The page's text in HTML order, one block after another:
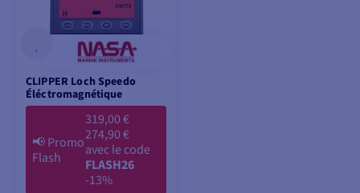
CLIPPER Loch Speedo
Éléctromagnétique
📢Promo
Flash
319,00 €
274,90 €
avec le code
FLASH26
-13%